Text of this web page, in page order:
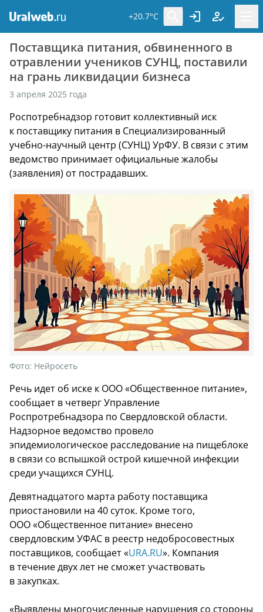
+20.7°C
Поставщика питания, обвиненного в
отравлении учеников СУНЦ, поставили
на грань ликвидации бизнеса
3 апреля 2025 года
Роспотребнадзор готовит коллективный иск
к поставщику питания в Специализированный
учебно-научный центр (СУНЦ) УрФУ. В связи с этим
ведомство принимает официальные жалобы
(заявления) от пострадавших.
Фото: Нейросеть
Речь идет об иске к ООО «Общественное питание»,
сообщает в четверг Управление
Роспротребнадзора по Свердловской области.
Надзорное ведомство провело
эпидемиологическое расследование на пищеблоке
в связи со вспышкой острой кишечной инфекции
среди учащихся СУНЦ.
Девятнадцатого марта работу поставщика
приостановили на 40 суток. Кроме того,
ООО «Общественное питание» внесено
свердловским УФАС в реестр недобросовестных
поставщиков, сообщает «URA.RU». Компания
в течение двух лет не сможет участвовать
в закупках.
«Выявлены многочисленные нарушения со стороны